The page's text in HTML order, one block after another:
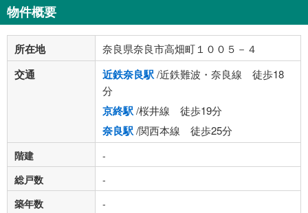
物件概要
所在地 奈良県奈良市高畑町１００５－４
交通 近鉄奈良駅/近鉄難波・奈良線 徒歩18
分
京終駅/桜井線 徒歩19分
奈良駅/関西本線 徒歩25分
階建
-
総戸数
-
築年数
-